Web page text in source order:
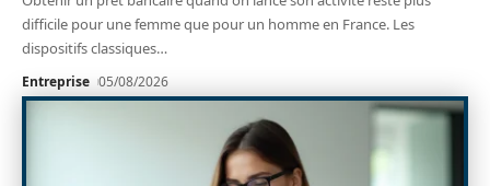
difficile pour une femme que pour un homme en France. Les
dispositifs classiques…
Entreprise 05/08/2026